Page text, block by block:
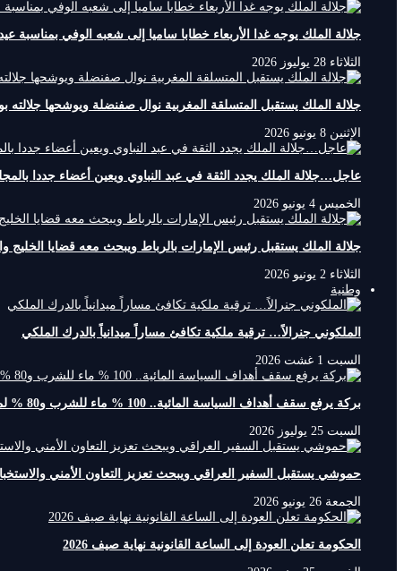
جلالة الملك يوجه غدا الأربعاء خطابا ساميا إلى شعبه الوفي بمناسبة
الثلاثاء 28 يوليوز 2026
جلالة الملك يستقبل المتسلقة المغربية نوال صفنضلة ويوشحها
الإثنين 8 يونيو 2026
عاجل…جلالة الملك يجدد الثقة في عبد النباوي ويعين أعضاء جددا
الخميس 4 يونيو 2026
جلالة الملك يستقبل رئيس الإمارات بالرباط ويبحث معه قضايا الخليج
الثلاثاء 2 يونيو 2026
وطنية
الملكوني جنرالاً… ترقية ملكية تكافئ مساراً ميدانياً بالدرك الملكي
السبت 1 غشت 2026
بركة يرفع سقف أهداف السياسة المائية.. 100 % ماء للشرب و80 % لمياه السقي
السبت 25 يوليوز 2026
حموشي يستقبل السفير العراقي ويبحث تعزيز التعاون الأمني
الجمعة 26 يونيو 2026
الحكومة تعلن العودة إلى الساعة القانونية نهاية صيف 2026